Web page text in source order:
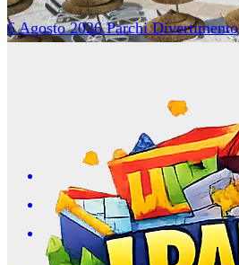
6 Agosto 2026Parchi Divertimento